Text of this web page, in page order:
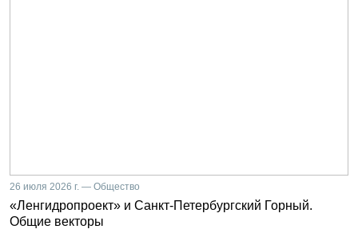
26 июля 2026 г. — Общество
«Ленгидропроект» и Санкт-Петербургский Горный.
Общие векторы